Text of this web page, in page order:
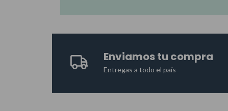
Enviamos tu compra
Entregas a todo el país